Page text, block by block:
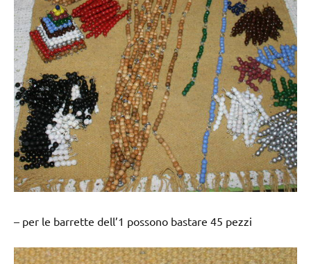
– per le barrette dell’1 possono bastare 45 pezzi